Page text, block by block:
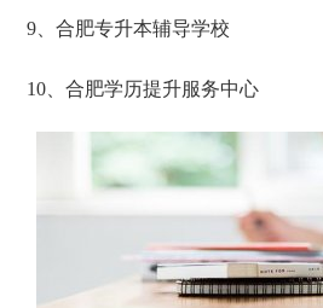
9、合肥专升本辅导学校
10、合肥学历提升服务中心